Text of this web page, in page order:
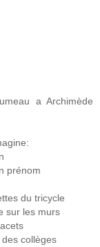
a Archimède
prénom
du tricycle
sur les murs
collèges